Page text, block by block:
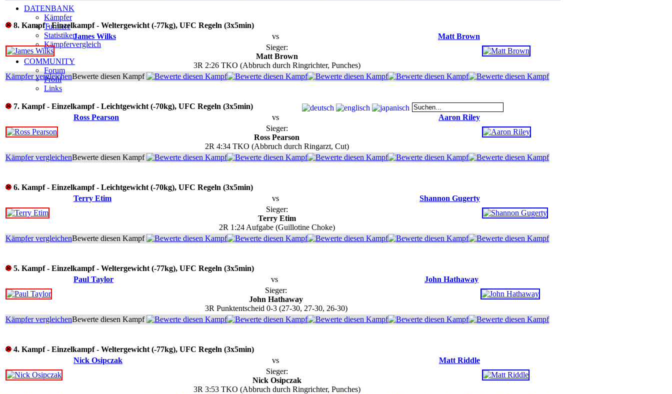
DATENBANK
Kämpfer
Turniere
Statistiken
Kämpfervergleich
COMMUNITY
Forum
Profil
Links
8. Kampf - Einzelkampf - Weltergewicht (-77kg), UFC Regeln (3x5min)
James Wilks
vs
Matt Brown
Sieger:
Matt Brown
3R 2:26 TKO (Abbruch durch Ringrichter, Punches)
Kämpfer vergleichenBewerte diesen Kampf
7. Kampf - Einzelkampf - Leichtgewicht (-70kg), UFC Regeln (3x5min)
Ross Pearson
vs
Aaron Riley
Sieger:
Ross Pearson
2R 4:34 TKO (Abbruch durch Ringarzt, Cut)
Kämpfer vergleichenBewerte diesen Kampf
6. Kampf - Einzelkampf - Leichtgewicht (-70kg), UFC Regeln (3x5min)
Terry Etim
vs
Shannon Gugerty
Sieger:
Terry Etim
2R 1:24 Aufgabe (Guillotine Choke)
Kämpfer vergleichenBewerte diesen Kampf
5. Kampf - Einzelkampf - Weltergewicht (-77kg), UFC Regeln (3x5min)
Paul Taylor
vs
John Hathaway
Sieger:
John Hathaway
3R Punktentscheid 0-3 (27-30, 27-30, 26-30)
Kämpfer vergleichenBewerte diesen Kampf
4. Kampf - Einzelkampf - Weltergewicht (-77kg), UFC Regeln (3x5min)
Nick Osipczak
vs
Matt Riddle
Sieger:
Nick Osipczak
3R 3:53 TKO (Abbruch durch Ringrichter, Punches)